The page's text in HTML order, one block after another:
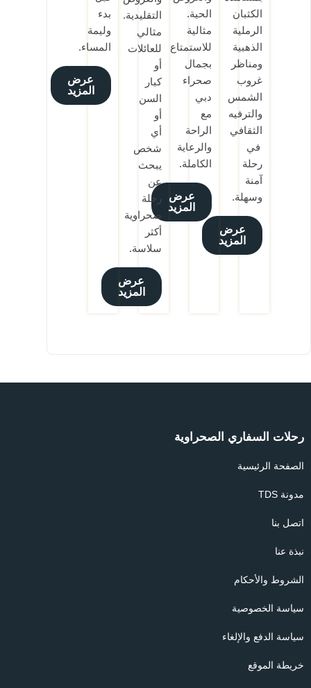
الكثبان
الرملية
الذهبية
ومناظر
غروب
الشمس
والترفيه
الثقافي
في
رحلة
آمنة
وسهلة.
عرض
المزيد
الحية.
مثالية
للاستمتاع
بجمال
صحراء
دبي
مع
الراحة
والرعاية
الكاملة.
عرض
المزيد
التقليدية.
مثالي
للعائلات
أو
كبار
السن
أو
أي
شخص
يبحث
عن
رحلة
صحراوية
أكثر
سلاسة.
عرض
المزيد
بدء
وليمة
المساء.
عرض
المزيد
رحلات السفاري الصحراوية
الصفحة الرئيسية
مدونة TDS
اتصل بنا
نبذة عنا
الشروط والأحكام
سياسة الخصوصية
سياسة الدفع والإلغاء
خريطة الموقع